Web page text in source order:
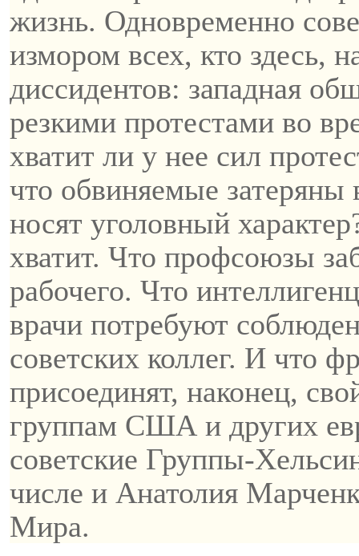
жизнь. Одновременно
измором всех, кто здесь,
диссидентов: западная
резкими протестами во
хватит ли у нее сил
что обвиняемые
носят уголовный
хватит. Что профсоюзы
рабочего. Что
врачи потребуют
советских коллег. И что
присоединят, наконец,
группам США и других
советские Группы-
числе и Анатолия
Мира.